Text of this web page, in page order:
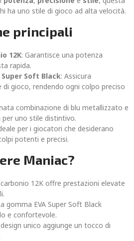
ha uno stile di gioco ad alta velocità.
principali
12K: Garantisce una potenza
rapida.
Soft Black: Assicura
di gioco, rendendo ogni colpo preciso
combinazione di blu metallizzato e
per uno stile distintivo.
per i giocatori che desiderano
potenti e precisi.
Maniac?
12K offre prestazioni elevate
gomma EVA Super Soft Black
e confortevole.
unico aggiunge un tocco di